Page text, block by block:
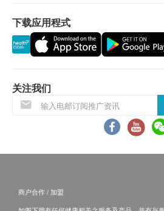
活性碳以天然椰谷高温烧焗及蒸
碳纤滤芯以全碳制造，碳料本身
全可靠。 「 Fairey 纤维碳芯」利
畅。碳纤是由活性碳紧密排列编
层织连锁技术及紧密的排列，碳
出水中，安全可靠。高密度的编
不会释出水中把活性碳主要的功
认。倘若兆链有限公司未能提
产品或服务，兆链有限公司会
电话或电邮通知阁下
根据兆链有限公司保用条款，产
限公司所提供之免费保用；并请
保用期内可获免费检修或更换
下载应用程式
关注我们
商户合作 / 加盟